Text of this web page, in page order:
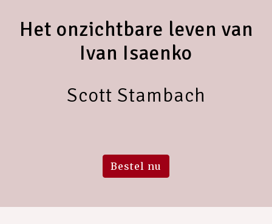
Het onzichtbare leven van
Ivan Isaenko
Scott Stambach
Bestel nu